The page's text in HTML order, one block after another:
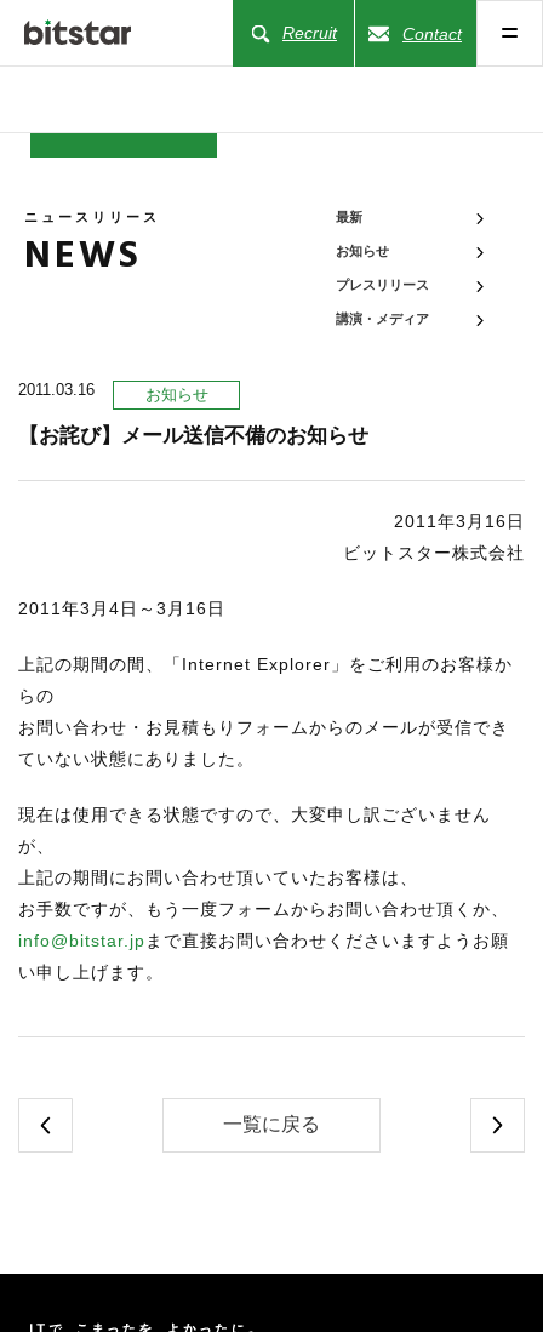
Recruit Contact
NEWS
COMPANY
WORKS
ACTION
STAFF BLOG
CONTACT US
サイトマップ
約款
情報セキュリティ
プライバシーポリシー
ニュースリリース
NEWS
最新
お知らせ
プレスリリース
講演・メディア
2011.03.16 お知らせ
【お詫び】メール送信不備のお知らせ
2011年3月16日
ビットスター株式会社
2011年3月4日～3月16日
上記の期間の間、「Internet Explorer」をご利用のお客様か
らの
お問い合わせ・お見積もりフォームからのメールが受信でき
ていない状態にありました。
現在は使用できる状態ですので、大変申し訳ございません
が、
上記の期間にお問い合わせ頂いていたお客様は、
お手数ですが、もう一度フォームからお問い合わせ頂くか、
info@bitstar.jp まで直接お問い合わせくださいますようお願
い申し上げます。
一覧に戻る